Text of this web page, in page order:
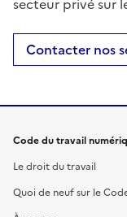
Contacter nos
Code du travail
Le droit du travail
Quoi de neuf sur le